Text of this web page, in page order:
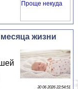
жизни
30 06 2026 22:54:51